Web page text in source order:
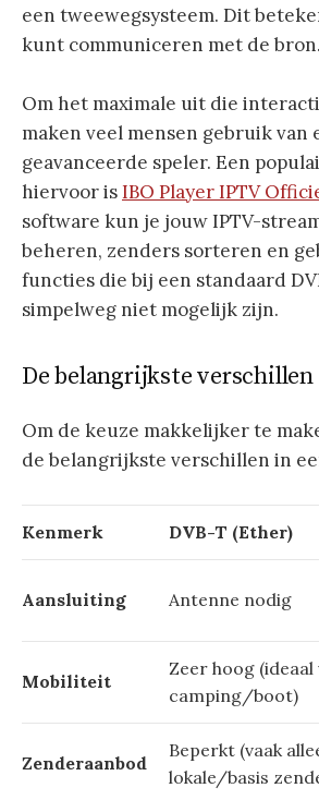
een tweewegsysteem. Dit
kunt communiceren met de bron.
Om het maximale uit die
maken veel mensen gebruik van
geavanceerde speler. Een
hiervoor isIBO Player IPTV
software kun je jouw IPTV-
beheren, zenders sorteren en
functies die bij een standaard
simpelweg niet mogelijk zijn.
De belangrijkste verschillen
Om de keuze makkelijker te
de belangrijkste verschillen in
Kenmerk DVB-T (Ether)
Aansluiting Antenne nodig
Mobiliteit
Zeer hoog
camping/boot)
Zenderaanbod
Beperkt (vaak
lokale/basis